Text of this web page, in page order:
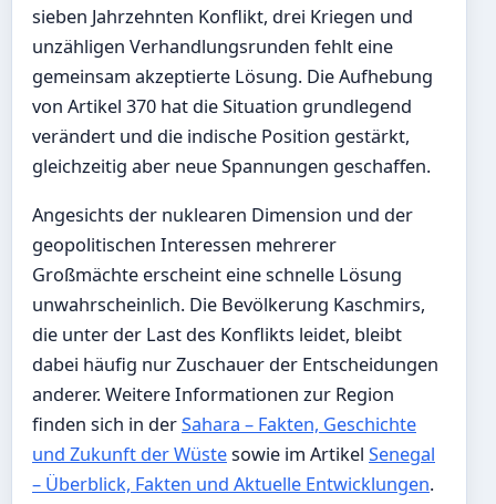
sieben Jahrzehnten Konflikt, drei Kriegen und
unzähligen Verhandlungsrunden fehlt eine
gemeinsam akzeptierte Lösung. Die Aufhebung
von Artikel 370 hat die Situation grundlegend
verändert und die indische Position gestärkt,
gleichzeitig aber neue Spannungen geschaffen.
Angesichts der nuklearen Dimension und der
geopolitischen Interessen mehrerer
Großmächte erscheint eine schnelle Lösung
unwahrscheinlich. Die Bevölkerung Kaschmirs,
die unter der Last des Konflikts leidet, bleibt
dabei häufig nur Zuschauer der Entscheidungen
anderer. Weitere Informationen zur Region
finden sich in derSahara – Fakten, Geschichte
und Zukunft der Wüstesowie im Artikel Senegal
– Überblick, Fakten und Aktuelle Entwicklungen.